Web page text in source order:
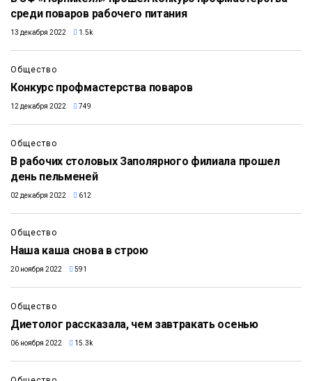
среди поваров рабочего питания
13 декабря 2022 1.5k
Общество
Конкурс профмастерства поваров
12 декабря 2022 749
Общество
В рабочих столовых Заполярного филиала прошел
день пельменей
02 декабря 2022 612
Общество
Наша каша снова в строю
20 ноября 2022 591
Общество
Диетолог рассказала, чем завтракать осенью
06 ноября 2022 15.3k